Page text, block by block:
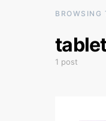
BROWSING
1 post